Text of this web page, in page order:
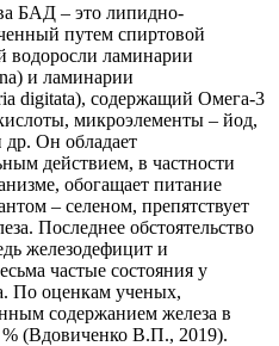
БАД – это липидно-
путем спиртовой
водоросли ламинарии
и ламинарии
digitata), содержащий Омега-3
микроэлементы – йод,
др. Он обладает
действием, в частности
обогащает питание
– селеном, препятствует
Последнее обстоятельство
железодефицит и
частые состояния у
По оценкам ученых,
содержанием железа в
% (Вдовиченко В.П., 2019).